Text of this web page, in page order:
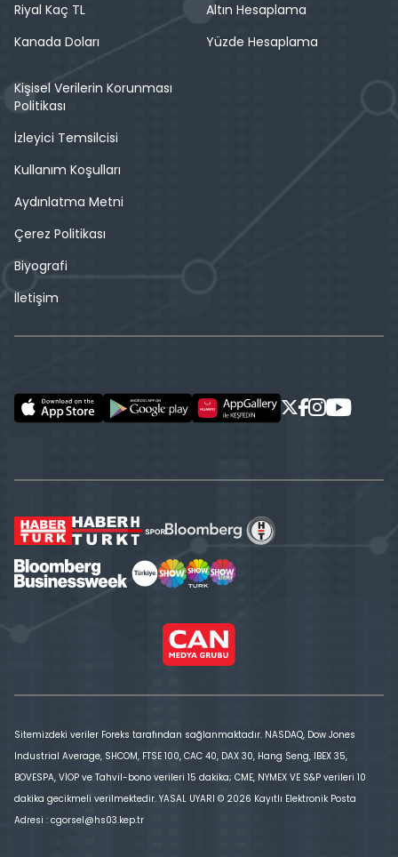
Riyal Kaç TL
Kanada Doları
Altın Hesaplama
Yüzde Hesaplama
Kişisel Verilerin Korunması
Politikası
İzleyici Temsilcisi
Kullanım Koşulları
Aydınlatma Metni
Çerez Politikası
Biyografi
İletişim
Sitemizdeki veriler Foreks tarafından sağlanmaktadır. NASDAQ, Dow Jones
Industrial Average, SHCOM, FTSE 100, CAC 40, DAX 30, Hang Seng, IBEX 35,
BOVESPA, VİOP ve Tahvil-bono verileri 15 dakika; CME, NYMEX VE S&P verileri 10
dakika gecikmeli verilmektedir. YASAL UYARI © 2026 Kayıtlı Elektronik Posta
Adresi : cgorsel@hs03.kep.tr